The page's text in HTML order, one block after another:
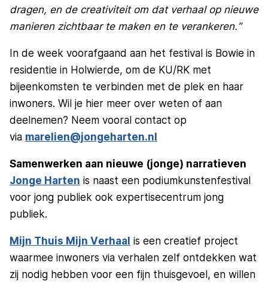
dragen, en de creativiteit om dat verhaal op nieuwe
manieren zichtbaar te maken en te verankeren.”
In de week voorafgaand aan het festival is Bowie in
residentie in Holwierde, om de KU/RK met
bijeenkomsten te verbinden met de plek en haar
inwoners. Wil je hier meer over weten of aan
deelnemen? Neem vooral contact op
via marelien@jongeharten.nl
Samenwerken aan nieuwe (jonge) narratieven
Jonge Harten is naast een podiumkunstenfestival
voor jong publiek ook expertisecentrum jong
publiek.
Mijn Thuis Mijn Verhaal is een creatief project
waarmee inwoners via verhalen zelf ontdekken wat
zij nodig hebben voor een fijn thuisgevoel, en willen